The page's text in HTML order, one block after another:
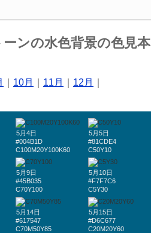
ンの水色背景の色見本
10月 11月 12月
5月4日
#004B1D
C100M20Y100K60
5月5日
#81CDE4
C50Y10
5月9日
#45B035
C70Y100
5月10日
#F7F7C6
C5Y30
5月14日
#617547
C70M50Y85
5月15日
#D6C677
C20M20Y60